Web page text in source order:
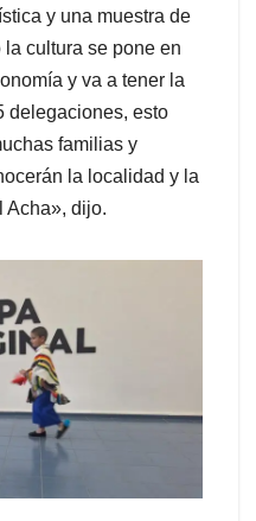
y una muestra de
cultura se pone en
y va a tener la
delegaciones, esto
familias y
la localidad y la
Acha», dijo.